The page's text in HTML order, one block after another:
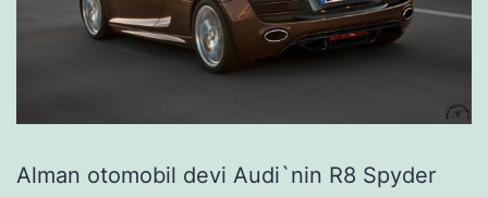
Alman otomobil devi Audi`nin R8 Spyder